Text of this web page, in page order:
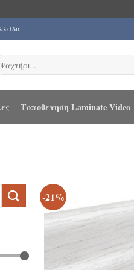
Τοποθετηση Laminate Video
-21%